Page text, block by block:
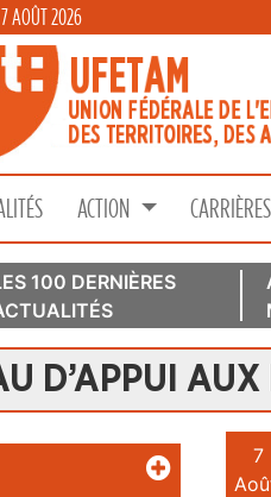
AOÛT 2026
ACTION CARRIÈRES
100 DERNIÈRES
D’APPUI
7